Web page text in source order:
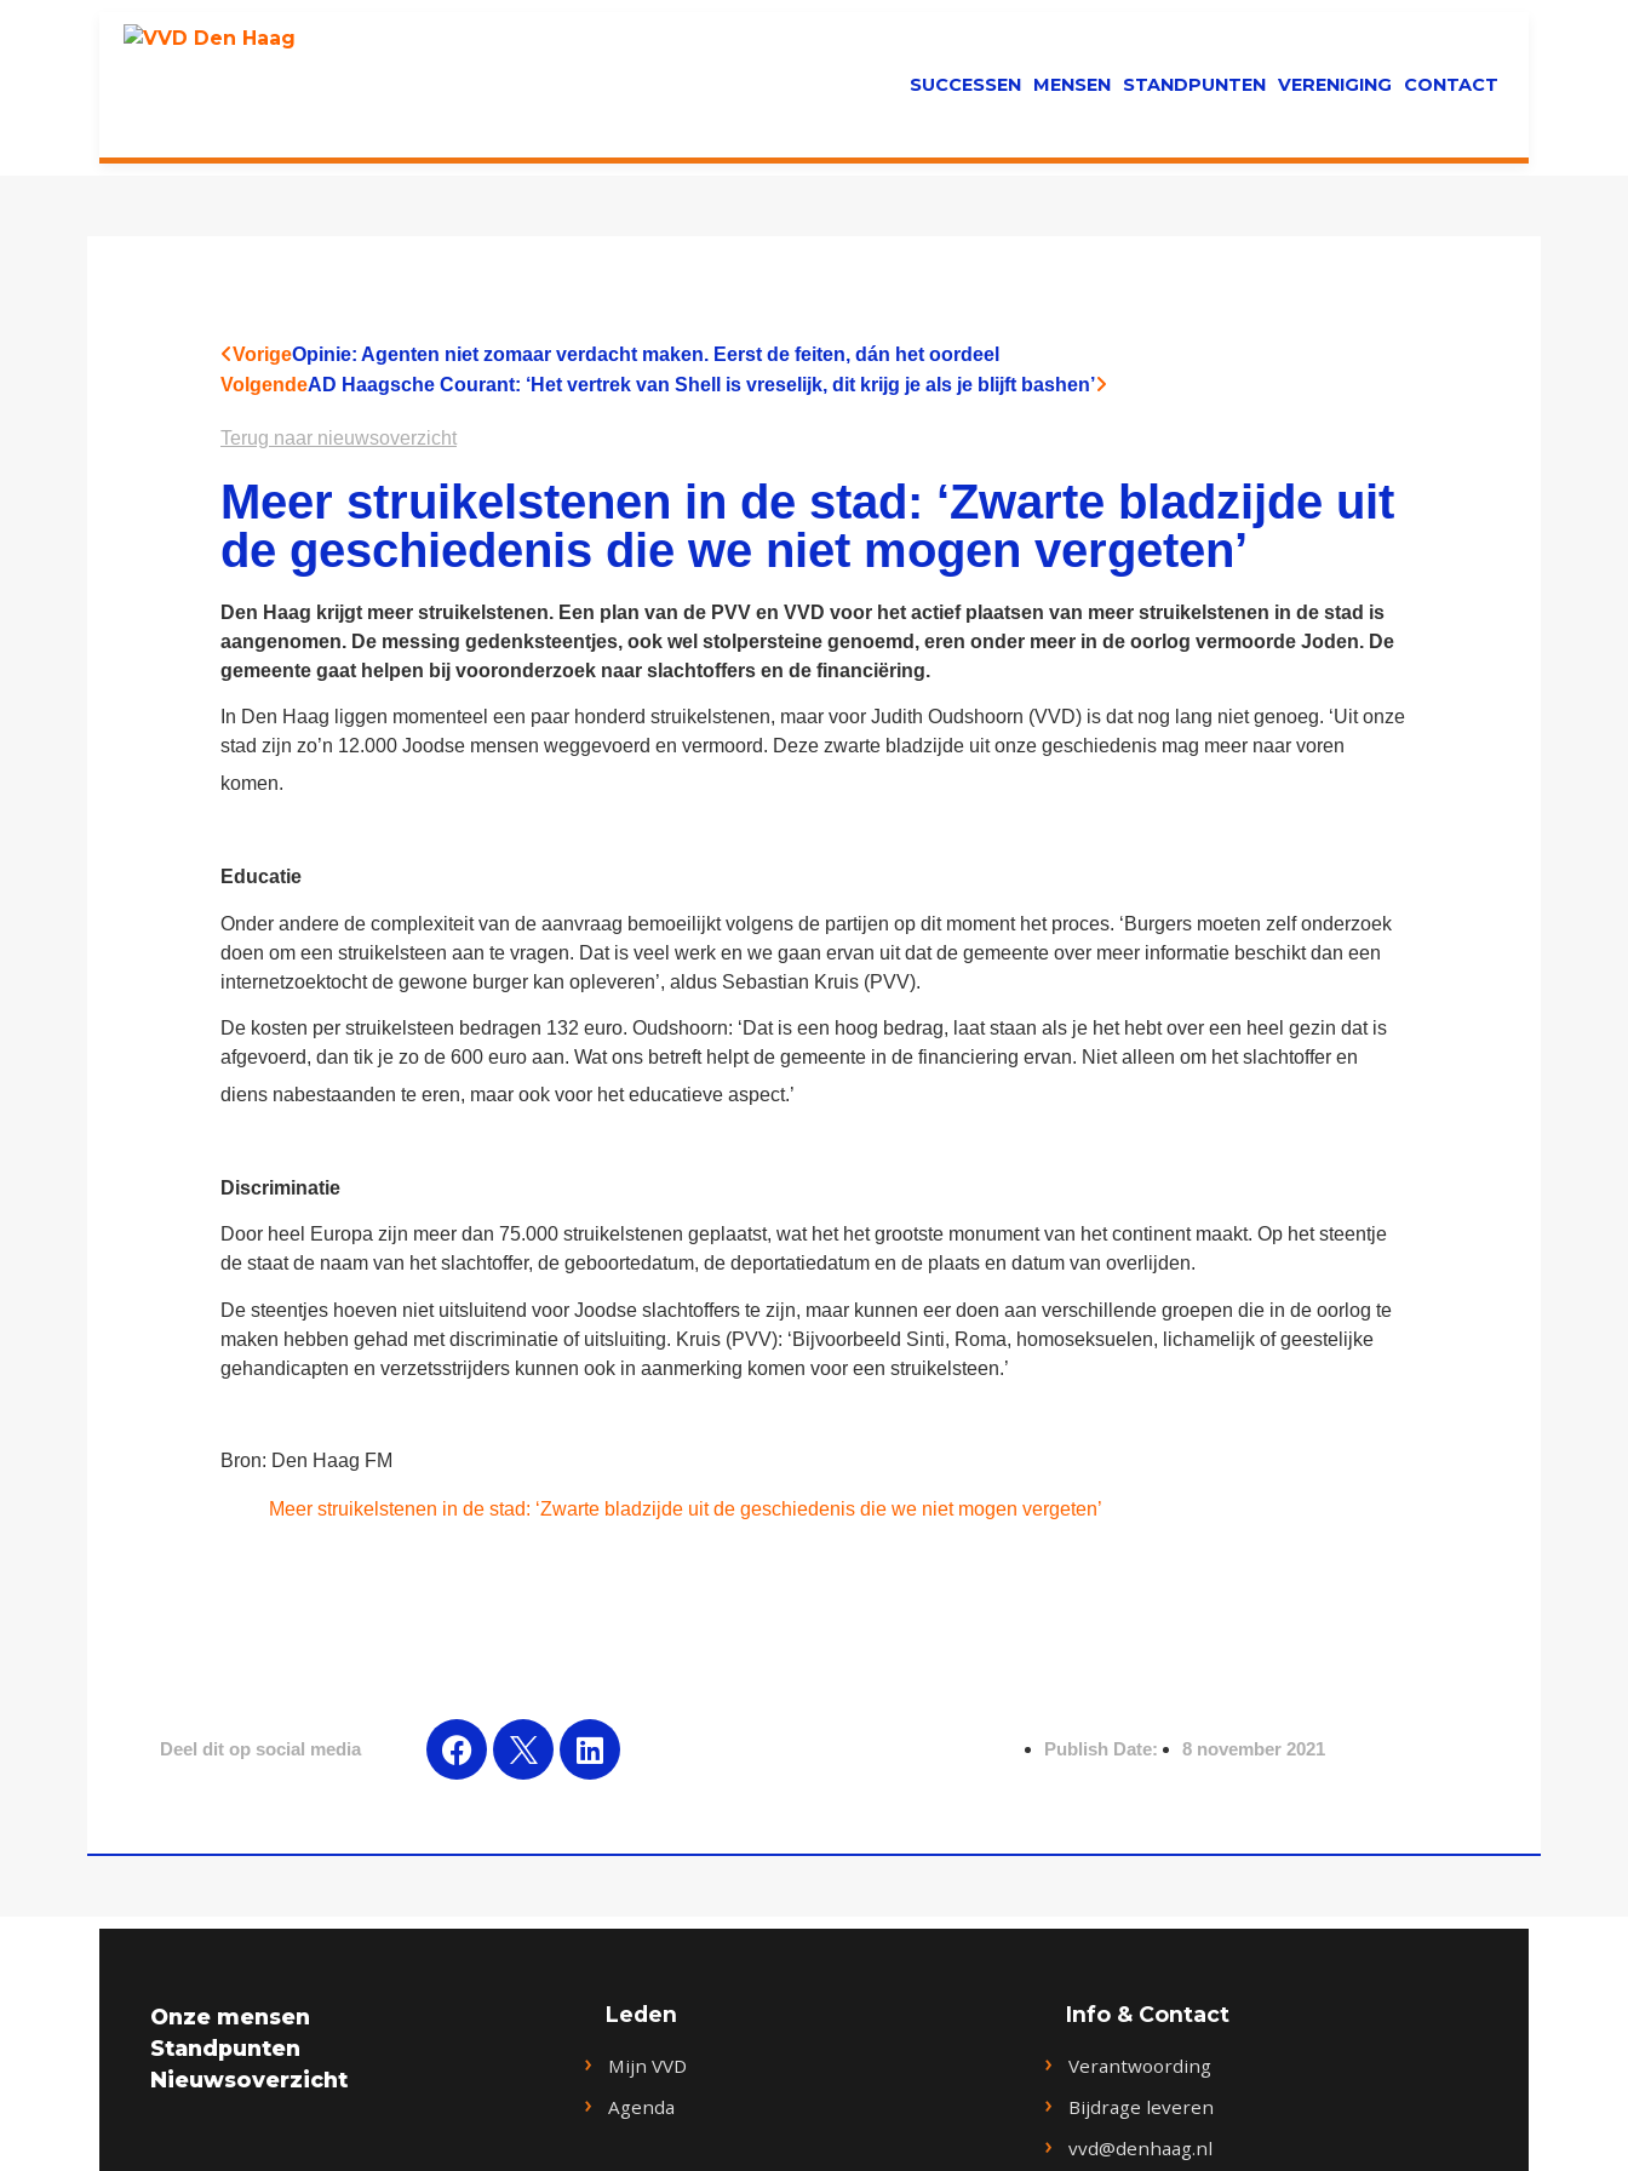
SUCCESSEN MENSEN STANDPUNTEN VERENIGING CONTACT
VorigeOpinie: Agenten niet zomaar verdacht maken. Eerst de feiten, dán het oordeel
VolgendeAD Haagsche Courant: ‘Het vertrek van Shell is vreselijk, dit krijg je als je blijft bashen’
Terug naar nieuwsoverzicht
Meer struikelstenen in de stad: ‘Zwarte bladzijde uit
de geschiedenis die we niet mogen vergeten’
Den Haag krijgt meer struikelstenen. Een plan van de PVV en VVD voor het actief plaatsen van meer struikelstenen in de stad is
aangenomen. De messing gedenksteentjes, ook wel stolpersteine genoemd, eren onder meer in de oorlog vermoorde Joden. De
gemeente gaat helpen bij vooronderzoek naar slachtoffers en de financiëring.
In Den Haag liggen momenteel een paar honderd struikelstenen, maar voor Judith Oudshoorn (VVD) is dat nog lang niet genoeg. ‘Uit onze
stad zijn zo’n 12.000 Joodse mensen weggevoerd en vermoord. Deze zwarte bladzijde uit onze geschiedenis mag meer naar voren
komen.
Educatie
Onder andere de complexiteit van de aanvraag bemoeilijkt volgens de partijen op dit moment het proces. ‘Burgers moeten zelf onderzoek
doen om een struikelsteen aan te vragen. Dat is veel werk en we gaan ervan uit dat de gemeente over meer informatie beschikt dan een
internetzoektocht de gewone burger kan opleveren’, aldus Sebastian Kruis (PVV).
De kosten per struikelsteen bedragen 132 euro. Oudshoorn: ‘Dat is een hoog bedrag, laat staan als je het hebt over een heel gezin dat is
afgevoerd, dan tik je zo de 600 euro aan. Wat ons betreft helpt de gemeente in de financiering ervan. Niet alleen om het slachtoffer en
diens nabestaanden te eren, maar ook voor het educatieve aspect.’
Discriminatie
Door heel Europa zijn meer dan 75.000 struikelstenen geplaatst, wat het het grootste monument van het continent maakt. Op het steentje
de staat de naam van het slachtoffer, de geboortedatum, de deportatiedatum en de plaats en datum van overlijden.
De steentjes hoeven niet uitsluitend voor Joodse slachtoffers te zijn, maar kunnen eer doen aan verschillende groepen die in de oorlog te
maken hebben gehad met discriminatie of uitsluiting. Kruis (PVV): ‘Bijvoorbeeld Sinti, Roma, homoseksuelen, lichamelijk of geestelijke
gehandicapten en verzetsstrijders kunnen ook in aanmerking komen voor een struikelsteen.’
Bron: Den Haag FM
Meer struikelstenen in de stad: ‘Zwarte bladzijde uit de geschiedenis die we niet mogen vergeten’
Deel dit op social media Publish Date: 8 november 2021
Onze mensen
Standpunten
Nieuwsoverzicht
Leden
Mijn VVD
Agenda
Info & Contact
Verantwoording
Bijdrage leveren
vvd@denhaag.nl